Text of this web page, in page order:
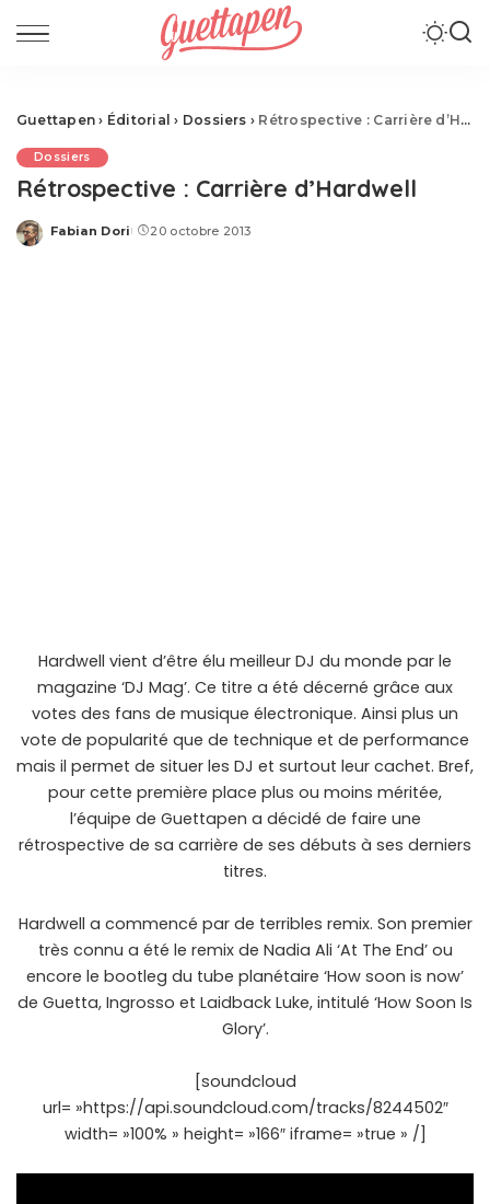
Guettapen › Éditorial › Dossiers › Rétrospective : Carrière d’Hardwell
Dossiers
Rétrospective : Carrière d’Hardwell
Posted
Fabian Dori 20 octobre 2013
Hardwell vient d’être élu meilleur DJ du monde par le
magazine ‘DJ Mag’. Ce titre a été décerné grâce aux
votes des fans de musique électronique. Ainsi plus un
vote de popularité que de technique et de performance
mais il permet de situer les DJ et surtout leur cachet. Bref,
pour cette première place plus ou moins méritée,
l’équipe de Guettapen a décidé de faire une
rétrospective de sa carrière de ses débuts à ses derniers
titres.
Hardwell a commencé par de terribles remix. Son premier
très connu a été le remix de Nadia Ali ‘At The End’ ou
encore le bootleg du tube planétaire ‘How soon is now’
de Guetta, Ingrosso et Laidback Luke, intitulé ‘How Soon Is
Glory’.
[soundcloud
url= »https://api.soundcloud.com/tracks/8244502″
width= »100% » height= »166″ iframe= »true » /]